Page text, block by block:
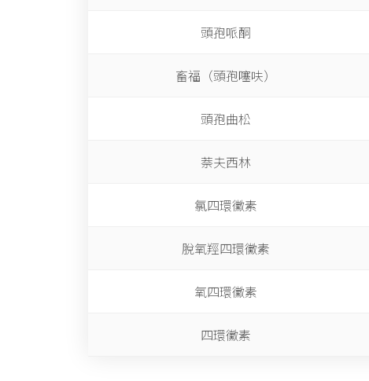
頭孢哌酮
畜福（頭孢噻呋）
頭孢曲松
萘夫西林
氯四環黴素
脫氧羥四環黴素
氧四環黴素
四環黴素